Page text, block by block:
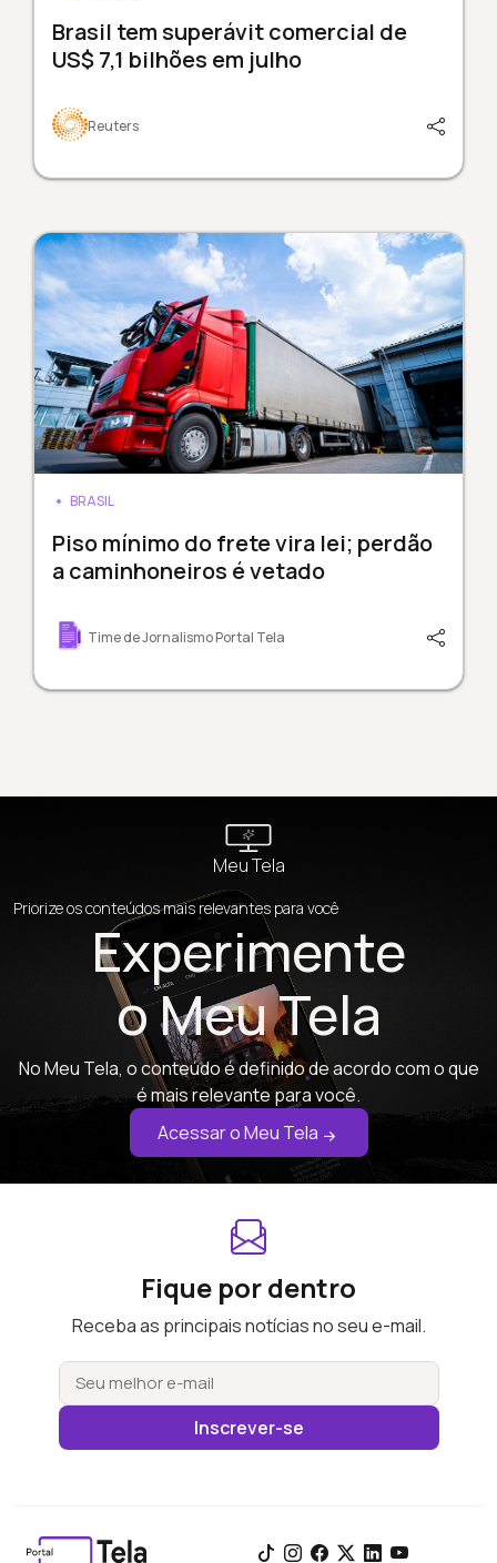
Brasil tem superávit comercial de
US$ 7,1 bilhões em julho
Reuters
BRASIL
Piso mínimo do frete vira lei; perdão
a caminhoneiros é vetado
Time de Jornalismo Portal Tela
Meu Tela
Priorize os conteúdos mais relevantes para você
Experimente
o Meu Tela
No Meu Tela, o conteúdo é definido de acordo com o que
é mais relevante para você.
Acessar o Meu Tela
Fique por dentro
Receba as principais notícias no seu e-mail.
Inscrever-se